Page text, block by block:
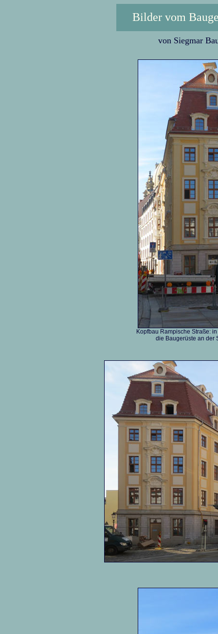
Bilder vom
von Siegmar
Kopfbau Rampische Straße:
die Baugerüste an der